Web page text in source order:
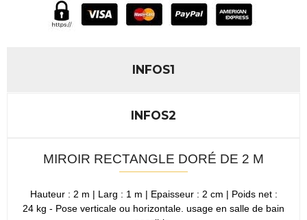
INFOS1
INFOS2
MIROIR RECTANGLE DORÉ DE 2 M
Hauteur : 2 m | Larg : 1 m | Epaisseur : 2 cm | Poids net :
24 kg - Pose verticale ou horizontale. usage en salle de bain